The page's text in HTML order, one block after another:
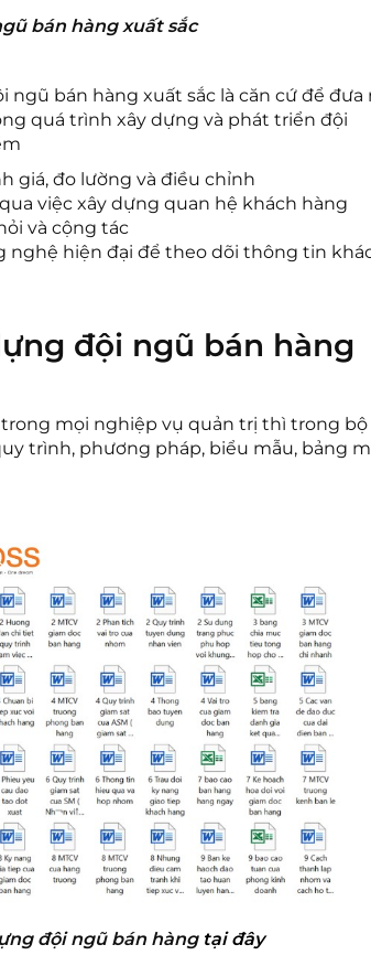
bán hàng xuất sắc
bán hàng xuất sắc là căn cứ để đưa
quá trình xây dựng và phát triển đội
giá, đo lường và điều chỉnh
việc xây dựng quan hệ khách hàng
và cộng tác
nghệ hiện đại để theo dõi thông tin
đội ngũ bán hàng
mọi nghiệp vụ quản trị thì trong bộ
trình, phương pháp, biểu mẫu, bảng
đội ngũ bán hàng tại đây